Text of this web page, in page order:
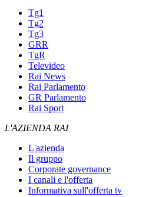
Tg1
Tg2
Tg3
GRR
TgR
Televideo
Rai News
Rai Parlamento
GR Parlamento
Rai Sport
L'AZIENDA RAI
L'azienda
Il gruppo
Corporate governance
I canali e l'offerta
Informativa sull'offerta tv